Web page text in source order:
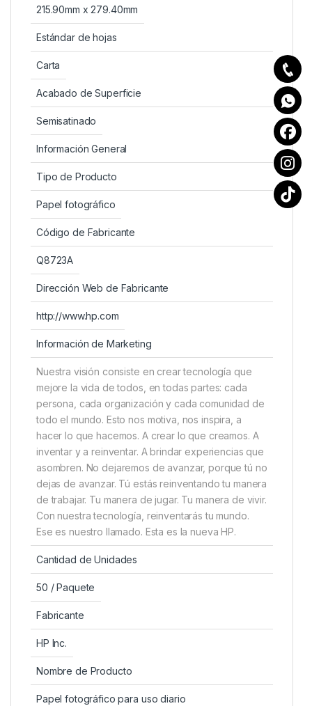
215.90mm x 279.40mm
Estándar de hojas
Carta
Acabado de Superficie
Semisatinado
Información General
Tipo de Producto
Papel fotográfico
Código de Fabricante
Q8723A
Dirección Web de Fabricante
http://www.hp.com
Información de Marketing
Nuestra visión consiste en crear tecnología que
mejore la vida de todos, en todas partes: cada
persona, cada organización y cada comunidad de
todo el mundo. Esto nos motiva, nos inspira, a
hacer lo que hacemos. A crear lo que creamos. A
inventar y a reinventar. A brindar experiencias que
asombren. No dejaremos de avanzar, porque tú no
dejas de avanzar. Tú estás reinventando tu manera
de trabajar. Tu manera de jugar. Tu manera de vivir.
Con nuestra tecnología, reinventarás tu mundo.
Ese es nuestro llamado. Esta es la nueva HP.
Cantidad de Unidades
50 / Paquete
Fabricante
HP Inc.
Nombre de Producto
Papel fotográfico para uso diario